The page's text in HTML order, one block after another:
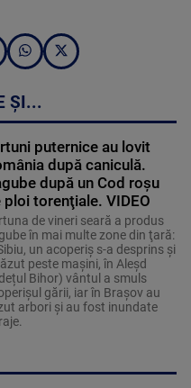
ȘI...
puternice au lovit
după caniculă.
după un Cod roşu
ploi torenţiale. VIDEO
de vineri seară a produs
în mai multe zone din ţară:
un acoperiş s-a desprins și
peste maşini, în Aleşd
Bihor) vântul a smuls
gării, iar în Braşov au
arbori şi au fost inundate